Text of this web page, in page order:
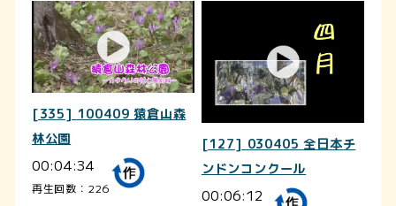
[335] 100409 猿倉山森
林公園
00:04:34
再生回数：226
[127] 030405 全日本チ
ンドンコンクール
00:06:12